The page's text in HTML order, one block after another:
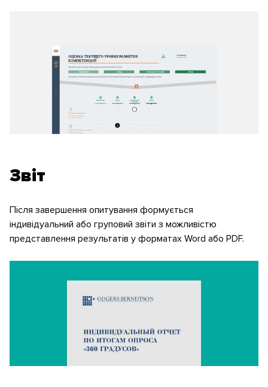
Звіт
Після завершення опитування формується
індивідуальний або груповий звіти з можливістю
представлення результатів у форматах Word або PDF.